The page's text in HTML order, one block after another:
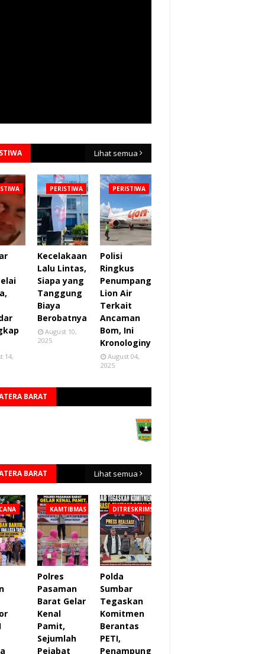
Lihat semua
14,
PERISTIWA
Kecelakaan
Lalu Lintas,
Siapa yang
Tanggung
Biaya
Berobatnya
August 10,
2025
PERISTIWA
Polisi
Ringkus
Penumpang
Lion Air
Terkait
Ancaman
Bom, Ini
Kronologinya
August 04,
2025
BARAT
BARAT Lihat semua
KAMTIBMAS
Polres
Pasaman
Barat Gelar
Kenal
Pamit,
Sejumlah
Pejabat
DITRESKRIMSUS
Polda
Sumbar
Tegaskan
Komitmen
Berantas
PETI,
Penampung